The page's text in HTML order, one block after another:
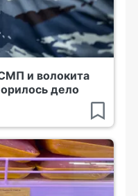
и волокита
дело